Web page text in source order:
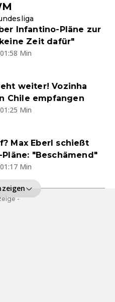
Infantino-Pläne zur
Zeit dafür"
Min
weiter! Vozinha
Chile empfangen
Min
Max Eberl schießt
Pläne: "Beschämend"
Min
-